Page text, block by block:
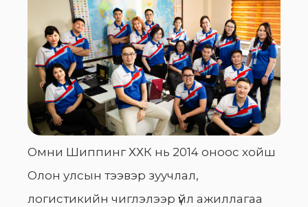
Омни Шиппинг ХХК нь 2014 оноос хойш
Олон улсын тээвэр зуучлал,
логистикийн чиглэлээр үйл ажиллагаа